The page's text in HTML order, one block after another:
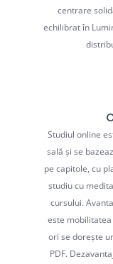
centrare
echilibrat în
Studiul online
sală și se
pe capitole, cu
studiu cu
cursului.
este mobilitatea
ori se dorește
PDF.